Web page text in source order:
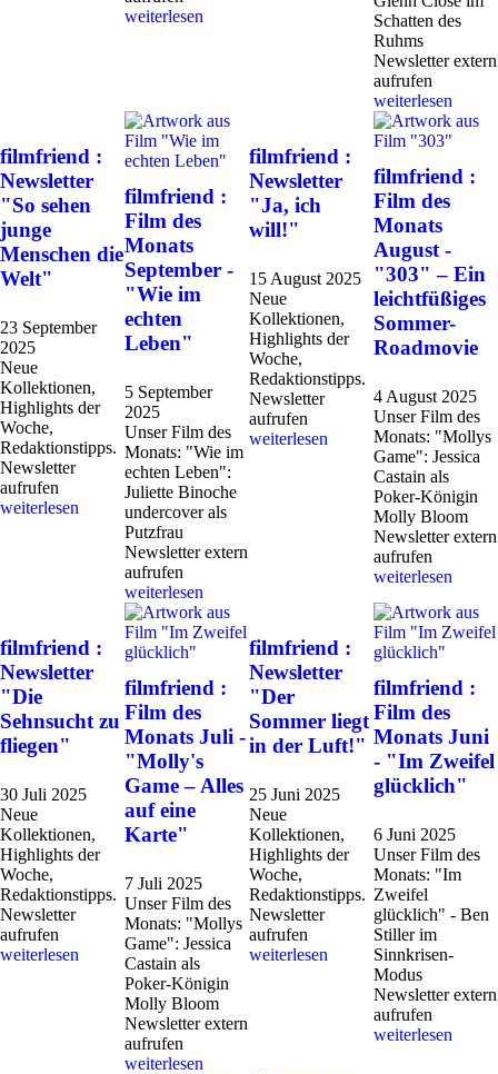
weiterlesen
Schatten des
Ruhms
Newsletter extern
aufrufen
weiterlesen
filmfriend :
Newsletter
"So sehen
junge
Menschen die
Welt"
23 September
2025
Neue
Kollektionen,
Highlights der
Woche,
Redaktionstipps.
Newsletter
aufrufen
weiterlesen
filmfriend :
Film des
Monats
September -
"Wie im
echten
Leben"
5 September
2025
Unser Film des
Monats: "Wie im
echten Leben":
Juliette Binoche
undercover als
Putzfrau
Newsletter extern
aufrufen
weiterlesen
filmfriend :
Newsletter
"Ja, ich
will!"
15 August 2025
Neue
Kollektionen,
Highlights der
Woche,
Redaktionstipps.
Newsletter
aufrufen
weiterlesen
filmfriend :
Film des
Monats
August -
"303" – Ein
leichtfüßiges
Sommer-
Roadmovie
4 August 2025
Unser Film des
Monats: "Mollys
Game": Jessica
Castain als
Poker-Königin
Molly Bloom
Newsletter extern
aufrufen
weiterlesen
filmfriend :
Newsletter
"Die
Sehnsucht zu
fliegen"
30 Juli 2025
Neue
Kollektionen,
Highlights der
Woche,
Redaktionstipps.
Newsletter
aufrufen
weiterlesen
filmfriend :
Film des
Monats Juli -
"Molly's
Game – Alles
auf eine
Karte"
7 Juli 2025
Unser Film des
Monats: "Mollys
Game": Jessica
Castain als
Poker-Königin
Molly Bloom
Newsletter extern
aufrufen
weiterlesen
filmfriend :
Newsletter
"Der
Sommer liegt
in der Luft!"
25 Juni 2025
Neue
Kollektionen,
Highlights der
Woche,
Redaktionstipps.
Newsletter
aufrufen
weiterlesen
filmfriend :
Film des
Monats Juni
- "Im Zweifel
glücklich"
6 Juni 2025
Unser Film des
Monats: "Im
Zweifel
glücklich" - Ben
Stiller im
Sinnkrisen-
Modus
Newsletter extern
aufrufen
weiterlesen